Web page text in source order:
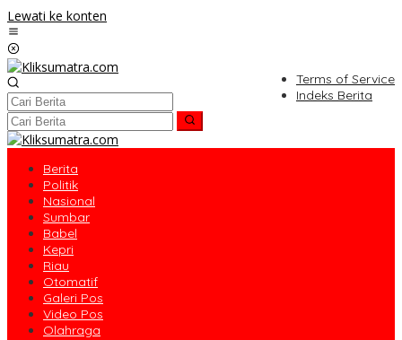
Lewati ke konten
Terms of Service
Indeks Berita
Berita
Politik
Nasional
Sumbar
Babel
Kepri
Riau
Otomatif
Galeri Pos
Video Pos
Olahraga